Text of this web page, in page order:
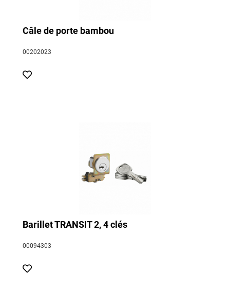
Câle de porte bambou
00202023
Barillet TRANSIT 2, 4 clés
00094303